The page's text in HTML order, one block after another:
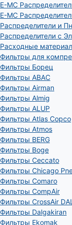
E-MC
E-MC
Распределители и
Распределители с
Расходные
Фильтры для
Фильтры Борец
Фильтры ABAC
Фильтры Airman
Фильтры Almig
Фильтры ALUP
Фильтры Atlas Copco
Фильтры Atmos
Фильтры BERG
Фильтры Boge
Фильтры Ceccato
Фильтры Chicago
Фильтры Comaro
Фильтры CompAir
Фильтры CrossAir
Фильтры Dalgakiran
Фильтры Ekomak